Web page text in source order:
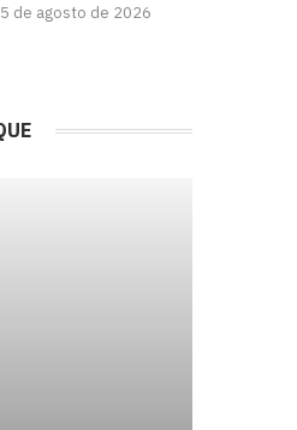
5 de agosto de 2026